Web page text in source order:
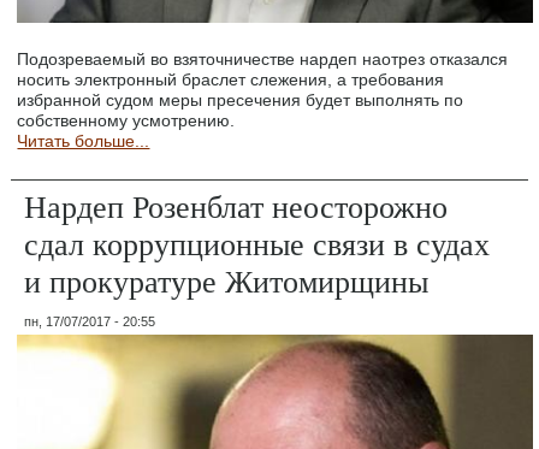
Подозреваемый во взяточничестве нардеп наотрез отказался
носить электронный браслет слежения, а требования
избранной судом меры пресечения будет выполнять по
собственному усмотрению.
Читать больше...
Нардеп Розенблат неосторожно
сдал коррупционные связи в судах
и прокуратуре Житомирщины
пн, 17/07/2017 - 20:55